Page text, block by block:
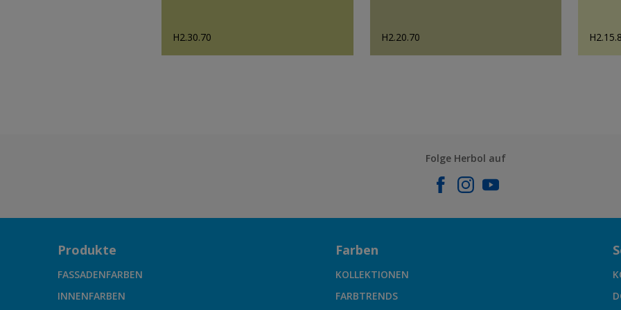
H2.30.70 H2.20.70
Folge Herbol auf
Produkte
FASSADENFARBEN
INNENFARBEN
Farben
KOLLEKTIONEN
FARBTRENDS